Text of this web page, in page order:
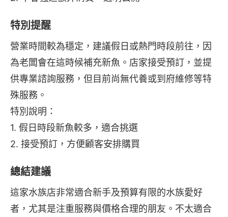
特別提醒
營業時間較為穩定，建議假日或熱門時段前往，因
為老闆會在這時候補充新魚。店家接受預訂，並提
供專業諮詢服務，但目前尚無代養或到府維修等特
殊服務。
特別說明：
1. 假日時段新魚較多，適合挑選
2. 接受預訂，方便顧客安排購買
總結建議
這家水族店非常適合新手及預算有限的水族愛好
者，尤其是注重服務與價格合理的朋友。不太適合